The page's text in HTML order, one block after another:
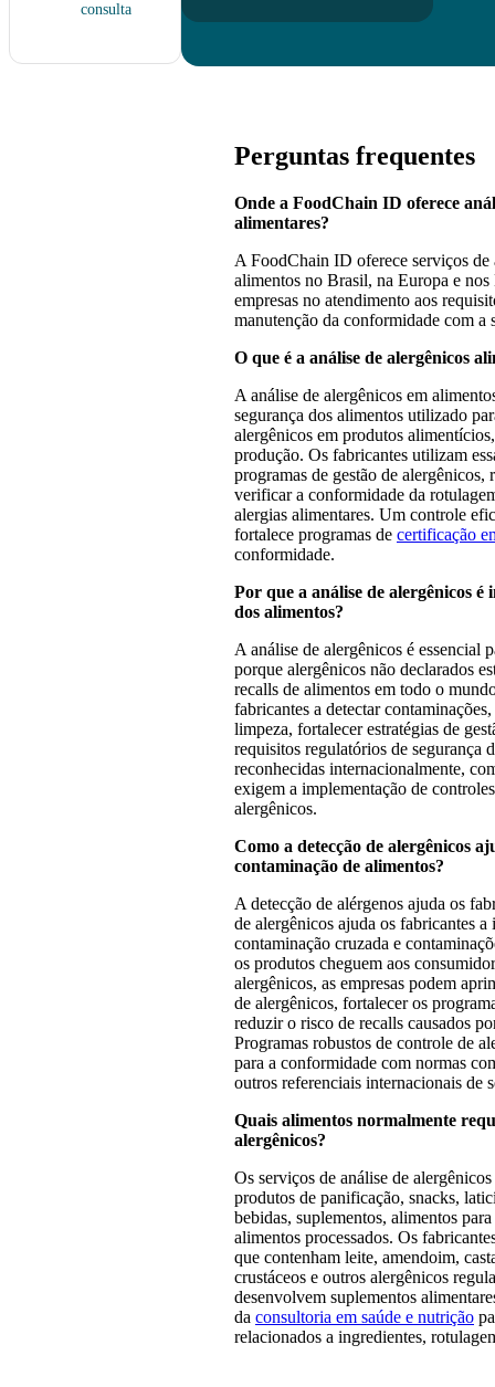
consulta
Perguntas frequentes
Onde a FoodChain ID oferece
alimentares?
A FoodChain ID oferece serviços de
alimentos no Brasil, na Europa e
empresas no atendimento aos
manutenção da conformidade com a
O que é a análise de alergênicos
A análise de alergênicos em
segurança dos alimentos utilizado
alergênicos em produtos
produção. Os fabricantes utilizam
programas de gestão de
verificar a conformidade da
alergias alimentares. Um controle
fortalece programas de certificação
conformidade.
Por que a análise de alergênicos
dos alimentos?
A análise de alergênicos é essencial
porque alergênicos não declarados
recalls de alimentos em todo o
fabricantes a detectar
limpeza, fortalecer estratégias de
requisitos regulatórios de segurança
reconhecidas internacionalmente,
exigem a implementação de
alergênicos.
Como a detecção de alergênicos
contaminação de alimentos?
A detecção de alérgenos ajuda os
de alergênicos ajuda os fabricantes
contaminação cruzada e
os produtos cheguem aos
alergênicos, as empresas podem
de alergênicos, fortalecer os
reduzir o risco de recalls causados
Programas robustos de controle de
para a conformidade com normas
outros referenciais internacionais de
Quais alimentos normalmente
alergênicos?
Os serviços de análise de
produtos de panificação, snacks,
bebidas, suplementos, alimentos
alimentos processados. Os
que contenham leite, amendoim,
crustáceos e outros alergênicos
desenvolvem suplementos
da consultoria em saúde e nutrição
relacionados a ingredientes,